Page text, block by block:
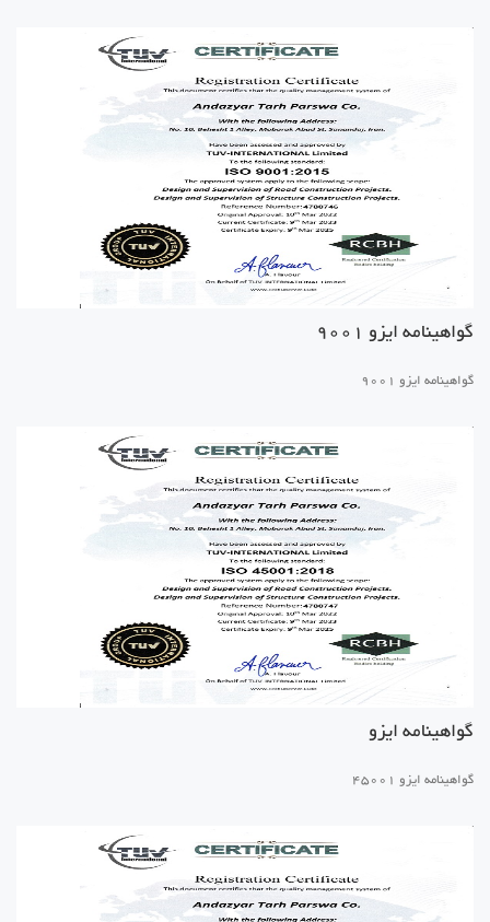
گواهینامه ایزو 9001
گواهینامه ایزو 9001
گواهینامه ایزو
گواهینامه ایزو 45001